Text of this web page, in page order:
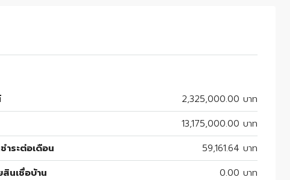
2,325,000.00 บาท
13,175,000.00 บาท
ำระต่อเดือน
59,161.64 บาท
นเชื่อบ้าน
0.00 บาท